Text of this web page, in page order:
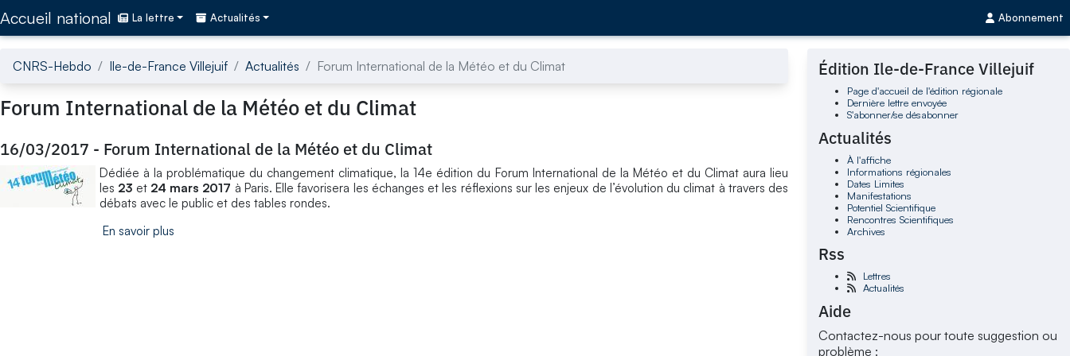
Accueil national La lettre Actualités Abonnement
CNRS-Hebdo Ile-de-France Villejuif Actualités Forum International de la Météo et du Climat
Forum International de la Météo et du Climat
16/03/2017 - Forum International de la Météo et du Climat
Dédiée à la problématique du changement climatique, la 14e édition du Forum International de la Météo et du Climat aura lieu
les 23 et 24 mars 2017 à Paris. Elle favorisera les échanges et les réflexions sur les enjeux de l’évolution du climat à travers des
débats avec le public et des tables rondes.
En savoir plus
Édition Ile-de-France Villejuif
Page d'accueil de l'édition régionale
Dernière lettre envoyée
S'abonner/se désabonner
Actualités
À l'affiche
Informations régionales
Dates Limites
Manifestations
Potentiel Scientifique
Rencontres Scientifiques
Archives
Rss
Lettres
Actualités
Aide
Contactez-nous pour toute suggestion ou
problème :